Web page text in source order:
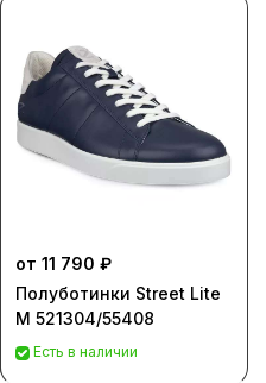
от 11 790 ₽
Полуботинки Street Lite
M 521304/55408
Есть в наличии